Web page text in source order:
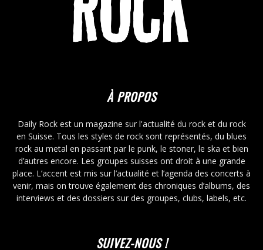
À PROPOS
Daily Rock est un magazine sur l'actualité du rock et du rock
en Suisse. Tous les styles de rock sont représentés, du blues
rock au metal en passant par le punk, le stoner, le ska et bien
d’autres encore. Les groupes suisses ont droit à une grande
place. L’accent est mis sur l’actualité et l’agenda des concerts à
venir, mais on trouve également des chroniques d’albums, des
interviews et des dossiers sur des groupes, clubs, labels, etc.
SUIVEZ-NOUS !